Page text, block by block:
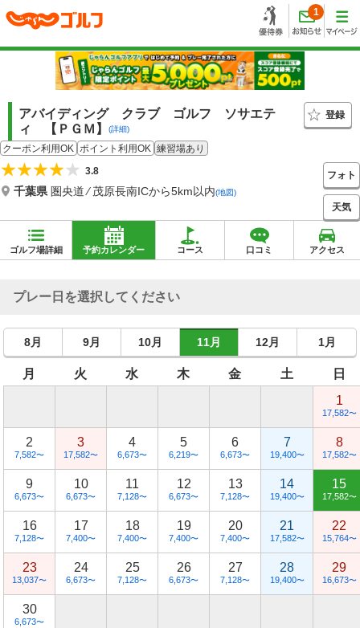
1
アバイディング クラブ ゴルフ ソサエテ
ィ 【ＰＧＭ】
(詳細)
登録
クーポン利用OK ポイント利用OK 練習場あり
3.8
千葉県 圏央道 ⁄ 茂原長南ICから5km以内(地図)
フォト
天気
ゴルフ場詳細 予約カレンダー コース 口コミ アクセス
プレー日を選択してください
8月 9月 10月 11月 12月 1月
月 火 水 木 金 土
日
1
17,582〜
2
7,582〜
3
17,582〜
4
6,673〜
5
6,219〜
6
6,673〜
7
19,400〜
8
17,582〜
9
6,673〜
10
6,673〜
11
7,128〜
12
6,673〜
13
7,128〜
14
19,400〜
15
17,582〜
16
7,128〜
17
7,400〜
18
7,400〜
19
7,400〜
20
7,400〜
21
17,582〜
22
15,764〜
23
13,037〜
24
6,673〜
25
7,128〜
26
6,673〜
27
7,128〜
28
19,400〜
29
16,673〜
30
6,673〜